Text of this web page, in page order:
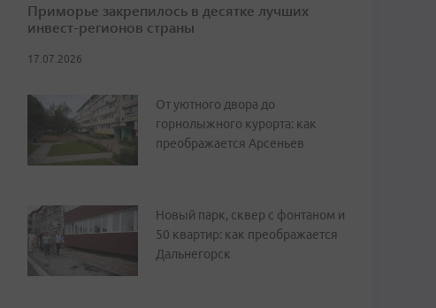
Приморье закрепилось в десятке лучших
инвест-регионов страны
17.07.2026
От уютного двора до
горнолыжного курорта: как
преображается Арсеньев
Новый парк, сквер с фонтаном и
50 квартир: как преображается
Дальнегорск